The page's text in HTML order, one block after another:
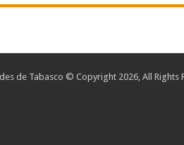
de Tabasco © Copyright 2026, All Rights